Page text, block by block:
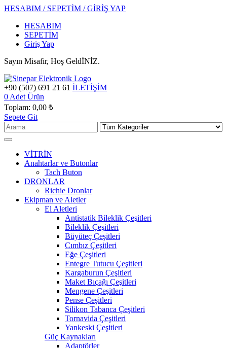
HESABIM / SEPETİM / GİRİŞ YAP
HESABIM
SEPETİM
Giriş Yap
Sayın Misafir, Hoş GeldİNİZ.
+90 (507) 691 21 61 İLETİŞİM
0 Adet Ürün
Toplam: 0,00 ₺
Sepete Git
VİTRİN
Anahtarlar ve Butonlar
Tach Buton
DRONLAR
Richie Dronlar
Ekipman ve Aletler
El Aletleri
Antistatik Bileklik Çeşitleri
Bileklik Çeşitleri
Büyüteç Çeşitleri
Cımbız Çeşitleri
Eğe Çeşitleri
Entegre Tutucu Çeşitleri
Kargaburun Çeşitleri
Maket Bıçağı Çeşitleri
Mengene Çeşitleri
Pense Çeşitleri
Silikon Tabanca Çeşitleri
Tornavida Çeşitleri
Yankeski Çeşitleri
Güç Kaynakları
Adaptörler